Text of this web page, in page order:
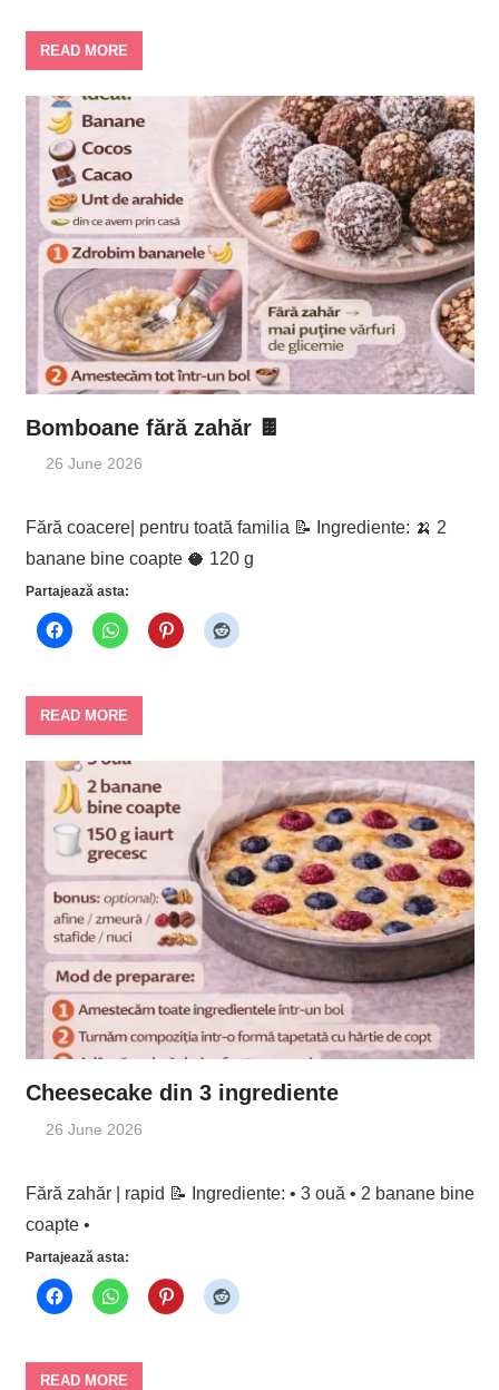
READ MORE
Bomboane fără zahăr 🍫
26 June 2026
Fără coacere| pentru toată familia 📝 Ingrediente: 🍌 2
banane bine coapte 🥥 120 g
Partajează asta:
READ MORE
Cheesecake din 3 ingrediente
26 June 2026
Fără zahăr | rapid 📝 Ingrediente: • 3 ouă • 2 banane bine
coapte •
Partajează asta:
READ MORE